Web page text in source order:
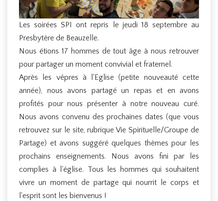
Les soirées SPI ont repris le jeudi 18 septembre au
Presbytère de Beauzelle.
Nous étions 17 hommes de tout âge à nous retrouver
pour partager un moment convivial et fraternel.
Après les vêpres à l'Eglise (petite nouveauté cette
année), nous avons partagé un repas et en avons
profités pour nous présenter à notre nouveau curé.
Nous avons convenu des prochaines dates (que vous
retrouvez sur le site, rubrique Vie Spirituelle/Groupe de
Partage) et avons suggéré quelques thèmes pour les
prochains enseignements. Nous avons fini par les
complies à l'église. Tous les hommes qui souhaitent
vivre un moment de partage qui nourrit le corps et
l'esprit sont les bienvenus !